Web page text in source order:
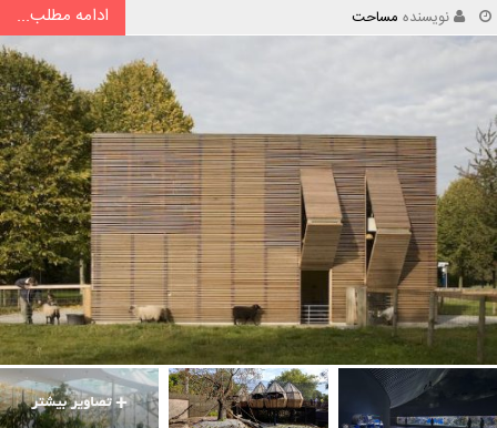
نویسنده مساحت ادامه مطلب...